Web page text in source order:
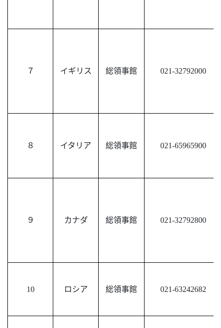
７ イギリス 総領事館 021-32792000
８ イタリア 総領事館 021-65965900
９ カナダ 総領事館 021-32792800
10 ロシア 総領事館 021-63242682